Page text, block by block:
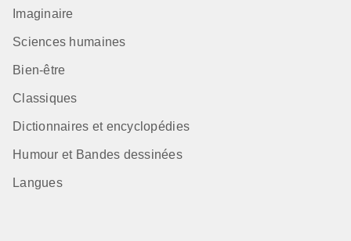
Imaginaire
Sciences humaines
Bien-être
Classiques
Dictionnaires et encyclopédies
Humour et Bandes dessinées
Langues